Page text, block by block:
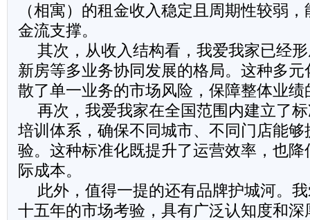
（相寓）的租金收入稳定且周期性较弱
金流支撑。
其次，从收入结构看，我爱我家已经
新房等多业务协同发展的格局。这种多
散了单一业务的市场风险，保障整体业绩
再次，我爱我家在全国范围内建立了
培训体系，确保不同城市、不同门店能
验。这种标准化既提升了运营效率，也
际成本。
此外，值得一提的还有品牌护城河。
十五年的市场考验，具有广泛认知度和